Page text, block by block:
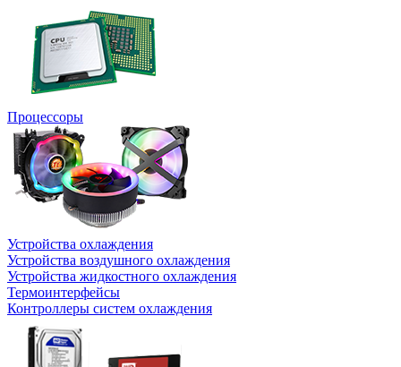
Процессоры
Устройства охлаждения
Устройства воздушного охлаждения
Устройства жидкостного охлаждения
Термоинтерфейсы
Контроллеры систем охлаждения